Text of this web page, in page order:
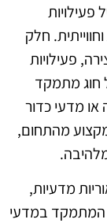
פעילויות
חלק
פעילויות
חוג מתמקד
או מדעי כדור
מהתחום,
מדעיות,
המתמקד במדעי